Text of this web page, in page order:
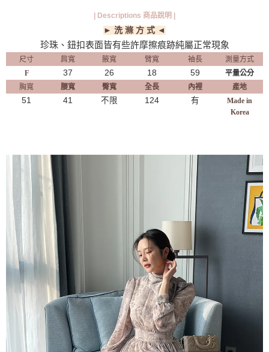
| Descriptions 商品說明 |
► 洗 滌 方 式 ◄
珍珠、鈕扣表面皆有些許摩擦痕跡純屬正常現象
尺寸 肩寬 腋寬 臂寬 袖長
測量方式
F
37 26 18 59
平量公分
胸寬
腰寬 臀寬 全長 內裡 產地
51 41 不限 124 有
Made in
Korea